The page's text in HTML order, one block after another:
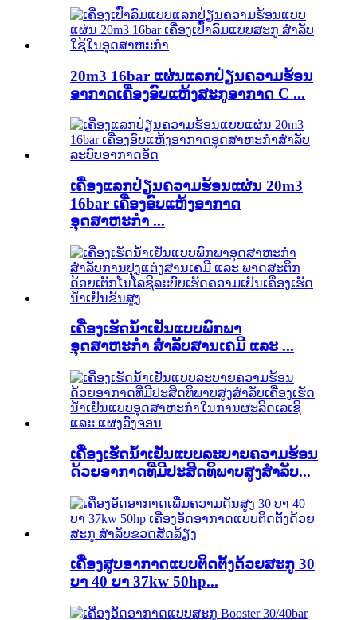
20m3 16bar ແຜ່ນແລກປ່ຽນຄວາມຮ້ອນ
ອາກາດເຄື່ອງອົບແຫ້ງສະກູອາກາດ C ...
ເຄື່ອງແລກປ່ຽນຄວາມຮ້ອນແຜ່ນ 20m3
16bar ເຄື່ອງອົບແຫ້ງອາກາດ
ອຸດສາຫະກຳ ...
ເຄື່ອງເຮັດນ້ຳເຢັນແບບພົກພາ
ອຸດສາຫະກຳ ສຳລັບສານເຄມີ ແລະ ...
ເຄື່ອງເຮັດນ້ຳເຢັນແບບລະບາຍຄວາມຮ້ອນ
ດ້ວຍອາກາດທີ່ມີປະສິດທິພາບສູງສຳລັບ...
ເຄື່ອງສູບອາກາດແບບຕິດຕັ້ງດ້ວຍສະກູ 30
ບາ 40 ບາ 37kw 50hp...